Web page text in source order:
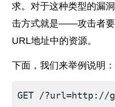
求。对于这种类型的漏
击方式就是——攻击者要
URL地址中的资源。
下面，我们来举例说明：
GET /?url=http://